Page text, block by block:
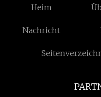
Heim
Nachricht